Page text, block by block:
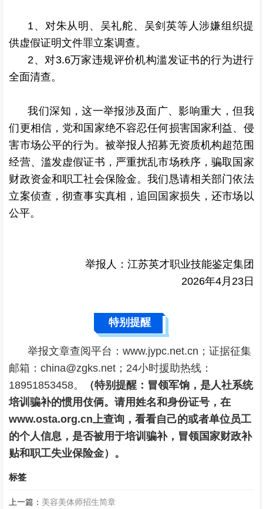
1、对朱从明、吴礼舵、吴剑英等人涉嫌组织提
供虚假证明文件罪立案调查。
2、对3.6万家违规评价机构滥发证书的行为进行
全面清查。
我们深知，这一举报涉及面广、影响重大，但我
们更相信，党和国家绝不容忍任何损害国家利益、侵
害市场公平的行为。被举报人招募无资质机构超范围
经营、滥发虚假证书，严重扰乱市场秩序，骗取国家
财政资金和职工社会保险金。我们恳请相关部门依法
立案侦查，彻查事实真相，追回国家损失，还市场以
公平。
举报人：江苏英才职业技能鉴定集团
2026年4月23日
特别提醒
举报文章查阅平台：www.jypc.net.cn；证据征集
邮箱：china@zgks.net；24小时援助热线：
18951853458。
（特别提醒：冒领军饷，是人社系统
培训骗补的惯用伎俩。请用姓名和身份证号，在
www.osta.org.cn上查询，看看自己的或者单位员工
的个人信息，是否被用于培训骗补，冒领国家财政补
贴和职工失业保险金）。
标签
上一篇： 美容美体师招生简章